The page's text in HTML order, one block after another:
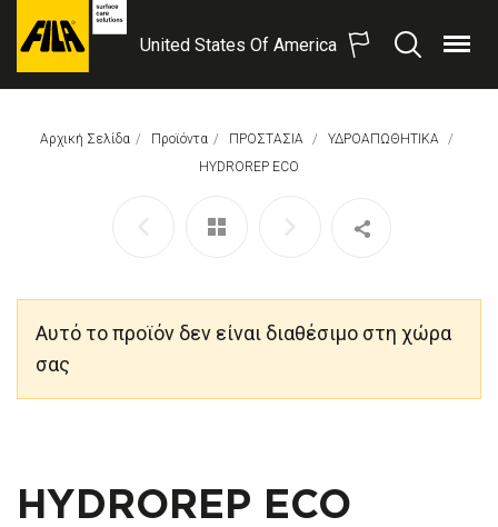
FILA
S.p.A.
United States Of America
Αναζήτηση
Μενού
Αρχική Σελίδα Προϊόντα ΠΡΟΣΤΑΣΙΑ
ΥΔΡΟΑΠΩΘΗΤΙΚΑ
Αυτή Η Σελίδα:
HYDROREP ECO
Αυτό το προϊόν δεν είναι διαθέσιμο στη χώρα
σας
HYDROREP ECO